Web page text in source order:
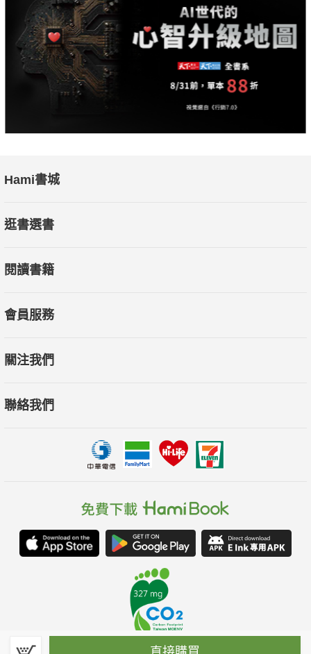
Hami書城
逛書選書
閱讀書籍
會員服務
關注我們
聯絡我們